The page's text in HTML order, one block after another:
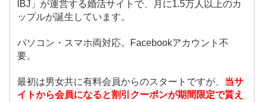
IBJ」が運営する婚活サイトで、月に1.5万人以上のカ
ップルが誕生しています。
パソコン・スマホ両対応。Facebookアカウント不
要。
最初は男女共に有料会員からのスタートですが、 当サ
イトから会員になると割引クーポンが期間限定で貰え